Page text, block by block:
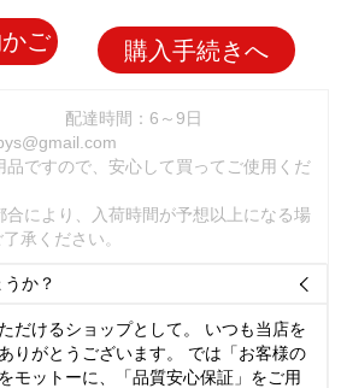
ご 購入手続きへ
配達時間：6～9日
品ですので、安心して買ってご使用くだ
合により、入荷時間が予想以上になる場
承ください。
か？ 
だけるショップとして。 いつも当店を
りがとうございます。 では「お客様の
モットーに、「品質安心保証」をご用